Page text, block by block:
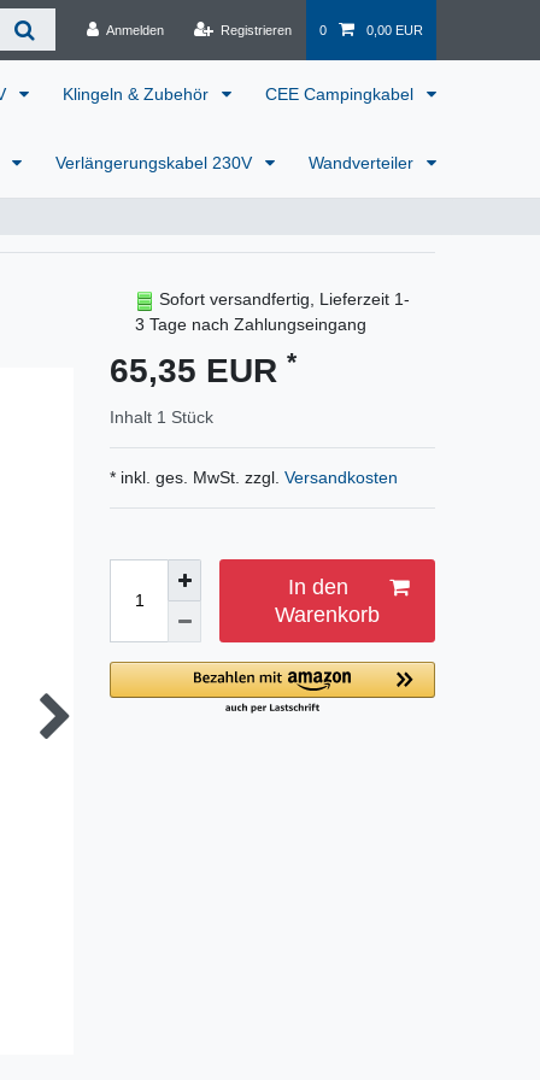
Anmelden Registrieren 0 0,00 EUR
Klingeln & Zubehör CEE Campingkabel
Verlängerungskabel 230V Wandverteiler
Sofort versandfertig, Lieferzeit 1-
3 Tage nach Zahlungseingang
65,35 EUR *
Inhalt 1 Stück
* inkl. ges. MwSt. zzgl. Versandkosten
In den
Warenkorb